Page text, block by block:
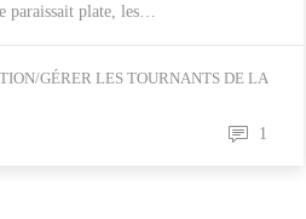
paraissait plate, les…
GÉRER LES TOURNANTS DE LA
1